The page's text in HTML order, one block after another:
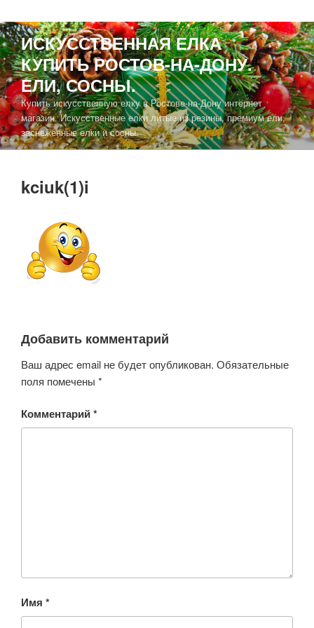
ИСКУССТВЕННАЯ ЕЛКА
КУПИТЬ РОСТОВ-НА-ДОНУ.
ЕЛИ, СОСНЫ.
Купить искусственную елку в Ростове-на-Дону интернет
магазин. Искусственные елки литые из резины, премиум ели,
заснеженные елки и сосны.
kciuk(1)i
Добавить комментарий
Ваш адрес email не будет опубликован. Обязательные
поля помечены *
Комментарий*
Имя *